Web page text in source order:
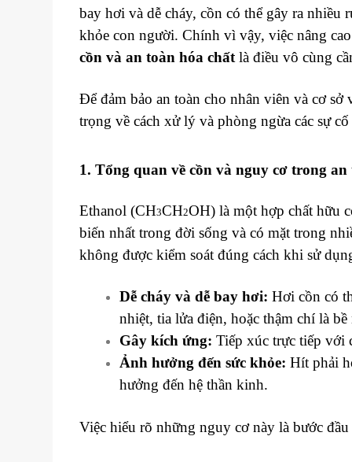
bay hơi và dễ cháy, cồn có thể gây ra
khỏe con người. Chính vì vậy, việc nâng
cồn và an toàn hóa chất là điều vô cùng
Để đảm bảo an toàn cho nhân viên và cơ
trọng về cách xử lý và phòng ngừa các sự
1. Tổng quan về cồn và nguy cơ trong an
Ethanol (CH3​CH2​OH) là một hợp chất hữu
biến nhất trong đời sống và có mặt trong
không được kiểm soát đúng cách khi sử
Dễ cháy và dễ bay hơi: Hơi cồn có
nhiệt, tia lửa điện, hoặc thậm chí là
Gây kích ứng: Tiếp xúc trực tiếp với
Ảnh hưởng đến sức khỏe: Hít phải
hưởng đến hệ thần kinh.
Việc hiểu rõ những nguy cơ này là bước